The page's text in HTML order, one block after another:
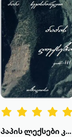
პაპის ლექსები კარი III